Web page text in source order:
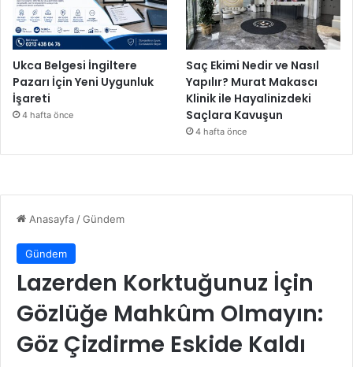
Ukca Belgesi İngiltere
Pazarı İçin Yeni Uygunluk
İşareti
4 hafta önce
Saç Ekimi Nedir ve Nasıl
Yapılır? Murat Makascı
Klinik ile Hayalinizdeki
Saçlara Kavuşun
4 hafta önce